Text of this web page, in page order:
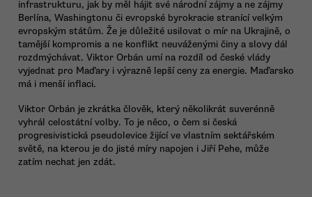
infrastrukturu, jak by měl hájit své národní zájmy a ne zájmy
Berlína, Washingtonu či evropské byrokracie stranící velkým
evropským státům. Že je důležité usilovat o mír na Ukrajině, o
tamější kompromis a ne konflikt neuváženými činy a slovy dál
rozdmýchávat. Viktor Orbán umí na rozdíl od české vlády
vyjednat pro Maďary i výrazně lepší ceny za energie. Maďarsko
má i menší inflaci.
Viktor Orbán je zkrátka člověk, který několikrát suverénně
vyhrál celostátní volby. To je něco, o čem si česká
progresivistická pseudolevice žijící ve vlastním sektářském
světě, na kterou je do jisté míry napojen i Jiří Pehe, může
zatím nechat jen zdát.